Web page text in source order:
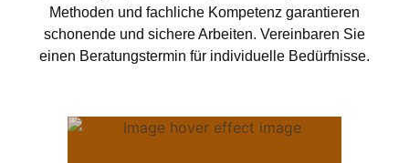
Methoden und fachliche Kompetenz garantieren
schonende und sichere Arbeiten. Vereinbaren Sie
einen Beratungstermin für individuelle Bedürfnisse.